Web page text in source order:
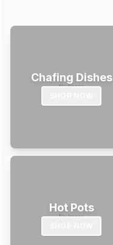
Chafing Dishes
Hot Pots